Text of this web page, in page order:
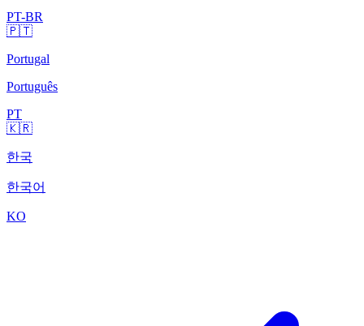
PT-BR
🇵🇹
Portugal
Português
PT
🇰🇷
한국
한국어
KO